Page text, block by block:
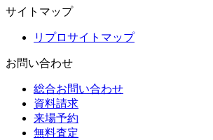
サイトマップ
リプロサイトマップ
お問い合わせ
総合お問い合わせ
資料請求
来場予約
無料査定